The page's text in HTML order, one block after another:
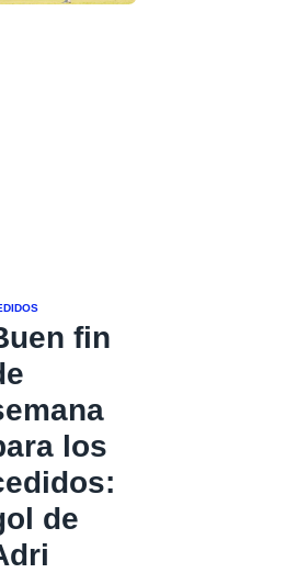
fin
los
de